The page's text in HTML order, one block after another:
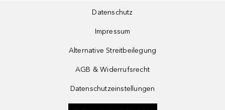
Datenschutz
Impressum
Alternative Streitbeilegung
AGB & Widerrufsrecht
Datenschutzeinstellungen